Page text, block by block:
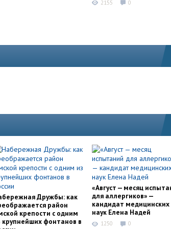
2155 0
Дружбы: как
район
крепости с одним
крупнейших фонтанов в
«Август — месяц
для аллергиков» —
кандидат медицинских
наук Елена Надей
1250 0